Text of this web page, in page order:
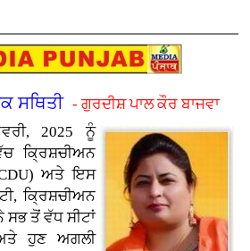
ਸਥਿਤੀ- ਗੁਰਦੀਸ਼ ਪਾਲ ਕੌਰ ਬਾਜਵਾ
2025 ਨੂੰ
ਕ੍ਰਿਸ਼ਚੀਅਨ
ਅਤੇ ਇਸ
ਕ੍ਰਿਸ਼ਚੀਅਨ
ਸਭ ਤੋਂ ਵੱਧ ਸੀਟਾਂ
ਹੁਣ ਅਗਲੀ